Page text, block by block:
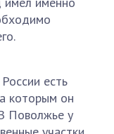
есть
которым он
Поволжье у